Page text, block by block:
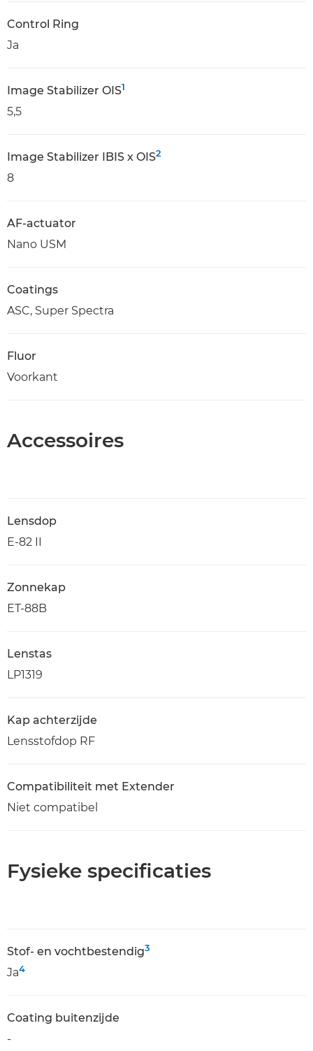
Control Ring
Ja
Image Stabilizer OIS1
5,5
Image Stabilizer IBIS x OIS2
8
AF-actuator
Nano USM
Coatings
ASC, Super Spectra
Fluor
Voorkant
Accessoires
Lensdop
E-82 II
Zonnekap
ET-88B
Lenstas
LP1319
Kap achterzijde
Lensstofdop RF
Compatibiliteit met Extender
Niet compatibel
Fysieke specificaties
Stof- en vochtbestendig3
Ja4
Coating buitenzijde
-